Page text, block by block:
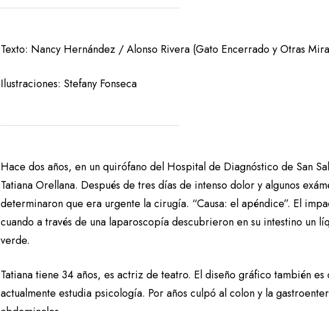
Texto: Nancy Hernández / Alonso Rivera (Gato Encerrado y Otras
Ilustraciones: Stefany Fonseca
Hace dos años, en un quirófano del Hospital de Diagnóstico de San
Tatiana Orellana. Después de tres días de intenso dolor y algunos
determinaron que era urgente la cirugía. “Causa: el apéndice”. El
cuando a través de una laparoscopía descubrieron en su intestino un
verde.
Tatiana tiene 34 años, es actriz de teatro. El diseño gráfico también es
actualmente estudia psicología. Por años culpó al colon y la